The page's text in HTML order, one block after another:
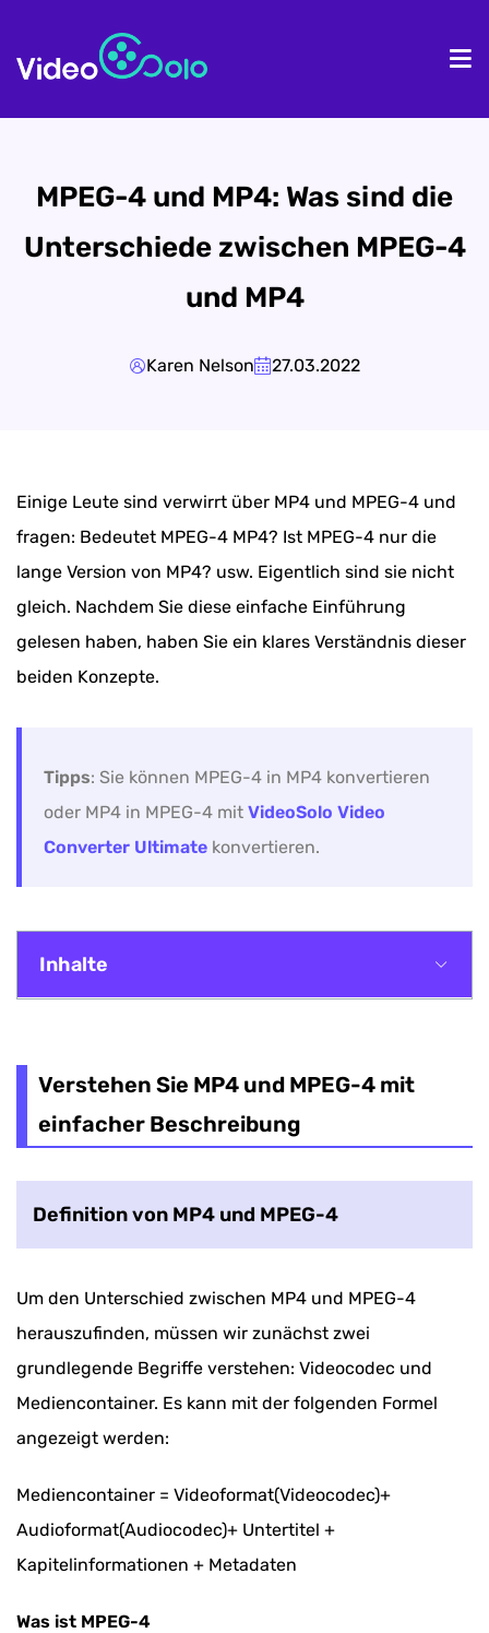
MPEG-4 und MP4: Was sind die
Unterschiede zwischen MPEG-4
und MP4
Karen Nelson 27.03.2022
Einige Leute sind verwirrt über MP4 und MPEG-4 und
fragen: Bedeutet MPEG-4 MP4? Ist MPEG-4 nur die
lange Version von MP4? usw. Eigentlich sind sie nicht
gleich. Nachdem Sie diese einfache Einführung
gelesen haben, haben Sie ein klares Verständnis dieser
beiden Konzepte.
Tipps: Sie können MPEG-4 in MP4 konvertieren
oder MP4 in MPEG-4 mit VideoSolo Video
Converter Ultimate konvertieren.
Inhalte
So konvertieren Sie MPEG-4 in MP4 und
umgekehrt
Verstehen Sie MP4 und MPEG-4 mit
einfacher Beschreibung
Definition von MP4 und MPEG-4
Um den Unterschied zwischen MP4 und MPEG-4
herauszufinden, müssen wir zunächst zwei
grundlegende Begriffe verstehen: Videocodec und
Mediencontainer. Es kann mit der folgenden Formel
angezeigt werden:
Mediencontainer = Videoformat(Videocodec)+
Audioformat(Audiocodec)+ Untertitel +
Kapitelinformationen + Metadaten
Was ist MPEG-4